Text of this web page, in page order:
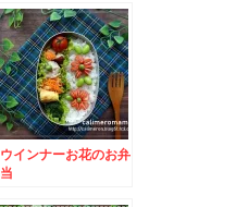
ウインナーお花のお弁
当